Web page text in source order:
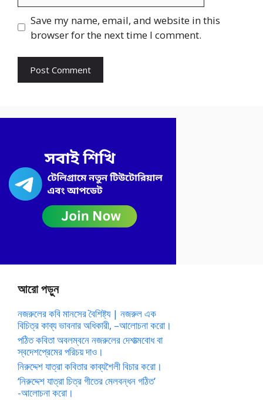
Save my name, email, and website in this
browser for the next time I comment.
আরো পড়ুন
নজরুলের কবি মানসের বৈশিষ্ট্য | নজরুল এক
বিচিত্র কাব্য ভাবনার অধিকারী, –আলোচনা করো।
পঠিত কবিতা অবলম্বনে নজরুলের দেশাত্মবোধ বা
স্বদেশপ্রেমের পরিচয় দাও।
নিরুদ্দেশ যাত্রা কবিতার কাব্যশৈলী বিচার করো।
‘নিরুদ্দেশ যাত্রা চিত্র গীতের মেলবন্ধন গঠিত’
-আলোচনা করো।